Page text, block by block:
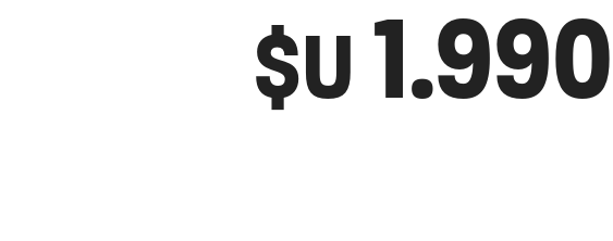
$U 1.990